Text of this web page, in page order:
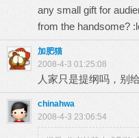
any small gift for
from the handsome?
加肥猫
2008-4-3 01:25:08
人家只是提纲吗，别
chinahwa
2008-4-3 23:06:54